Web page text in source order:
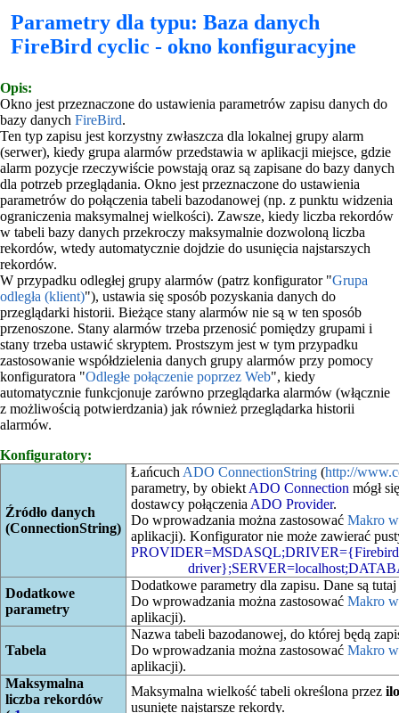
Parametry dla typu: Baza danych
FireBird cyclic - okno konfiguracyjne
Opis:
Okno jest przeznaczone do ustawienia parametrów zapisu danych do
bazy danych FireBird.
Ten typ zapisu jest korzystny zwłaszcza dla lokalnej grupy alarm
(serwer), kiedy grupa alarmów przedstawia w aplikacji miejsce, gdzie
alarm pozycje rzeczywiście powstają oraz są zapisane do bazy danych
dla potrzeb przeglądania. Okno jest przeznaczone do ustawienia
parametrów do połączenia tabeli bazodanowej (np. z punktu widzenia
ograniczenia maksymalnej wielkości). Zawsze, kiedy liczba rekordów
w tabeli bazy danych przekroczy maksymalnie dozwoloną liczba
rekordów, wtedy automatycznie dojdzie do usunięcia najstarszych
rekordów.
W przypadku odległej grupy alarmów (patrz konfigurator "Grupa
odległa (klient)"), ustawia się sposób pozyskania danych do
przeglądarki historii. Bieżące stany alarmów nie są w ten sposób
przenoszone. Stany alarmów trzeba przenosić pomiędzy grupami i
stany trzeba ustawić skryptem. Prostszym jest w tym przypadku
zastosowanie współdzielenia danych grupy alarmów przy pomocy
konfiguratora "Odległe połączenie poprzez Web", kiedy
automatycznie funkcjonuje zarówno przeglądarka alarmów (włącznie
z możliwością potwierdzania) jak również przeglądarka historii
alarmów.
Konfiguratory:
Źródło danych
(ConnectionString)
Łańcuch ADO ConnectionString(http://
parametry, by obiekt ADO Connection mógł
dostawcy połączenia ADO Provider.
Do wprowadzania można zastosować Makro
aplikacji). Konfigurator nie może zawierać
Dodatkowe
parametry
Dodatkowe parametry dla zapisu. Dane są
Do wprowadzania można zastosować Makro
aplikacji).
Tabela
Nazwa tabeli bazodanowej, do której będą
Do wprowadzania można zastosować Makro
aplikacji).
Maksymalna
liczba rekordów
Maksymalna wielkość tabeli określona przez
usunięte najstarsze rekordy.